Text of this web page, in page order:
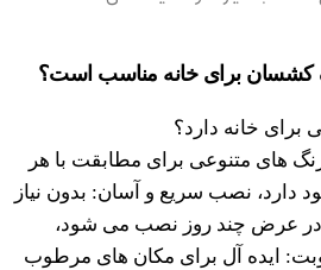
کشسان برای خانه مناسب است؟
خانه دارد؟
های متنوعی برای مطابقت با هر
دارد، نصب سریع و آسان: بدون نیاز
در عرض چند روز نصب می شود،
ایده آل برای مکان های مرطوب